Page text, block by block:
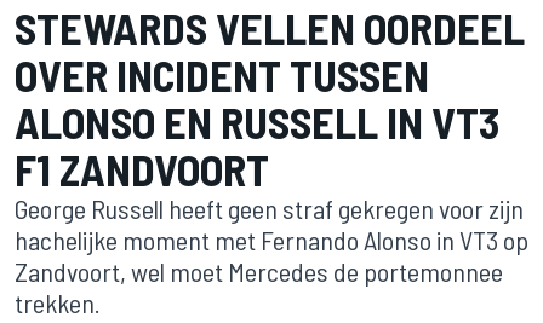
STEWARDS VELLEN OORDEEL
OVER INCIDENT TUSSEN
ALONSO EN RUSSELL IN VT3
F1 ZANDVOORT
George Russell heeft geen straf gekregen voor zijn
hachelijke moment met Fernando Alonso in VT3 op
Zandvoort, wel moet Mercedes de portemonnee
trekken.